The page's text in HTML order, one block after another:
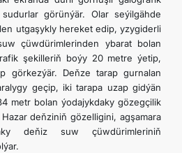
görünýär. Olar seýilgähde
utgaşykly hereket edip, yzygiderli
çüwdürimlerinden ybarat bolan
şekilleriň boýy 20 metre ýetip,
görkezýär. Deňze tarap gurnalan
geçip, iki tarapa uzap gidýän
metr bolan ýodajykdaky gözegçilik
deňziniň gözelligini, agşamara
deňiz suw çüwdürimleriniň